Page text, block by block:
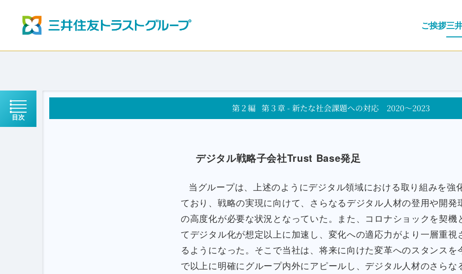
ご挨拶三
目次
第２編 第３章 - 新たな社会課題への対応 2020～2023
デジタル戦略子会社Trust Base発足
当グループは、上述のようにデジタル領域における取り組みを強
ており、戦略の実現に向けて、さらなるデジタル人材の登用や開発
の高度化が必要な状況となっていた。また、コロナショックを契機
てデジタル化が想定以上に加速し、変化への適応力がより一層重視
るようになった。そこで当社は、将来に向けた変革へのスタンスを
で以上に明確にグループ内外にアピールし、デジタル人材のさらな